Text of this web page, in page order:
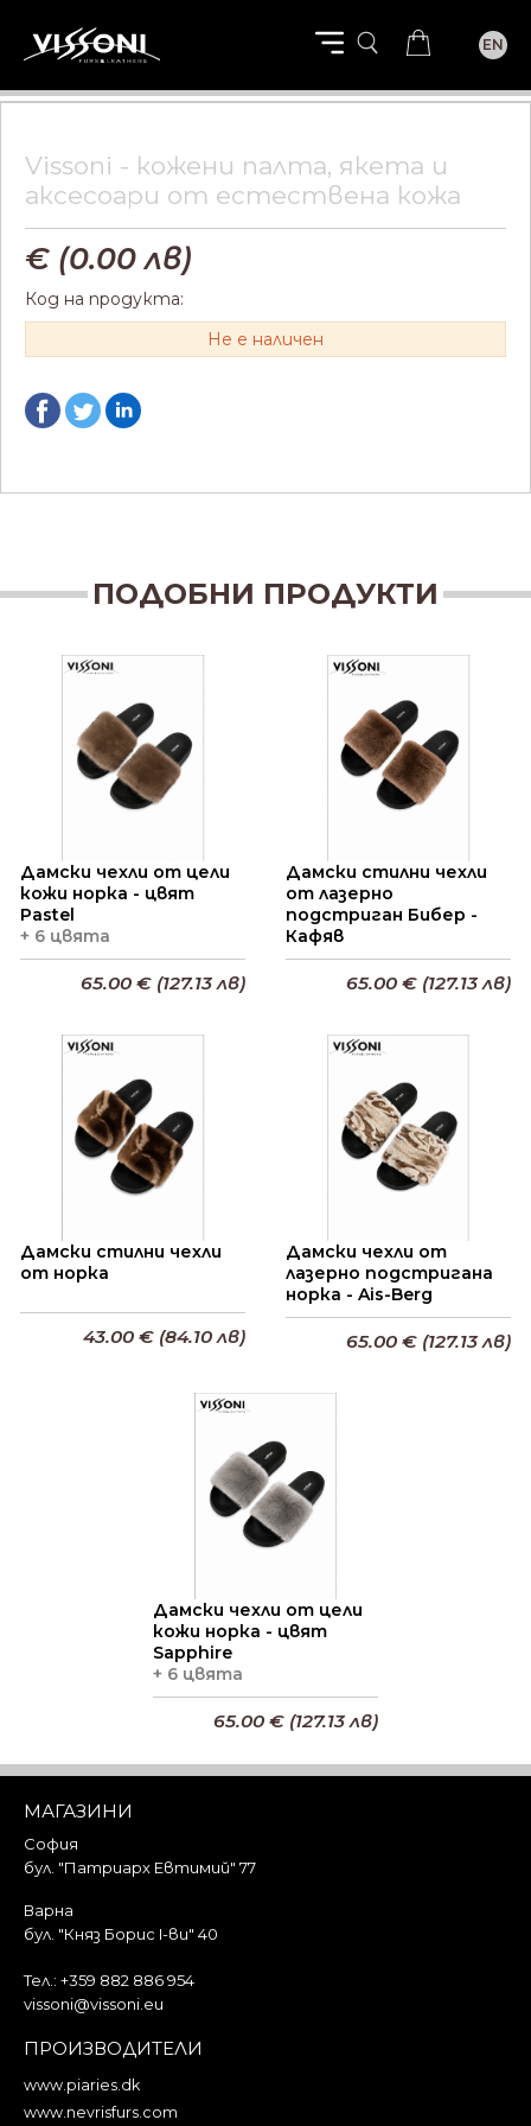
EN
Vissoni - кожени палта, якета и
aксесоари от естествена кожа
€ (0.00 лв)
Код на продукта:
Не е наличен
ПОДОБНИ ПРОДУКТИ
Дамски чехли от цели
кожи норка - цвят
Pastel
+ 6 цвята
Добави в кошницата
65.00 € (127.13 лв)
Дамски стилни чехли
от лазерно
подстриган Бибер -
Кафяв
Добави в кошницата
65.00 € (127.13 лв)
Дамски стилни чехли
от норка
Добави в кошницата
43.00 € (84.10 лв)
Дамски чехли от
лазерно подстригана
норка - Ais-Berg
65.00 € (127.13 лв)
Дамски чехли от цели
кожи норка - цвят
Sapphire
+ 6 цвята
65.00 € (127.13 лв)
МАГАЗИНИ
София
бул. "Патриарх Евтимий" 77
Варна
бул. "Княз Борис I-ви" 40
Тел.: +359 882 886 954
vissoni@vissoni.eu
ПРОИЗВОДИТЕЛИ
www.piaries.dk
www.nevrisfurs.com